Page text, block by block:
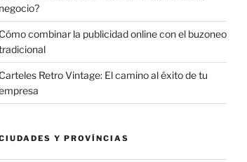
negocio?
Cómo combinar la publicidad online con el buzoneo
Carteles Retro Vintage: El camino al éxito de tu
Y PROVÍNCIAS